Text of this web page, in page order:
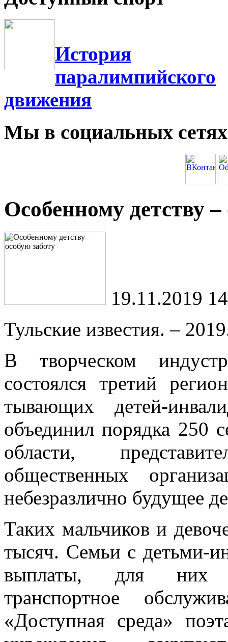
Доступный спорт
История
паралимпийского
движения
Мы в социальных сетях
Особенному детству –
19.11.2019
Тульские известия. –
В творческом
состоялся третий
тывающих детей-
объеди­нил порядка 250
области,
общественных
небезразлично будущее
Таких мальчиков и
тысяч. Семьи с детьми-
выплаты, для них
транспортное